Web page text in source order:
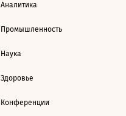
Аналитика
Промышленность
Наука
Здоровье
Конференции